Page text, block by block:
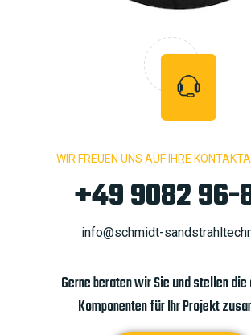
WIR FREUEN UNS AUF IHRE
+49 9082 96-
info@schmidt-
Gerne beraten wir Sie und stellen
Komponenten für Ihr Projekt